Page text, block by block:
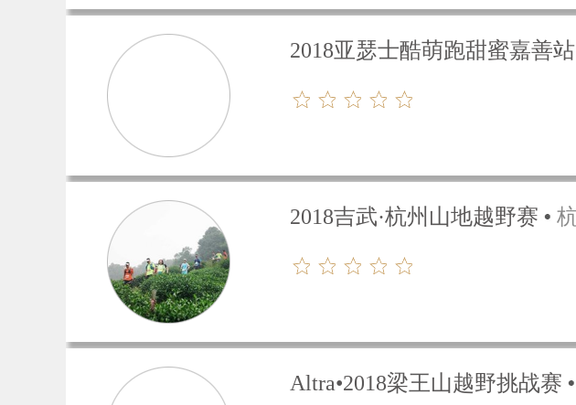
2018亚瑟士酷萌跑甜蜜嘉善站
2018吉武·杭州山地越野赛
Altra•2018梁王山越野挑战赛